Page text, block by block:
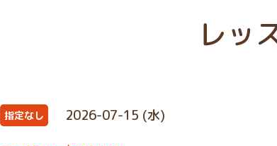
レッ
指定なし 2026-07-15 (水)